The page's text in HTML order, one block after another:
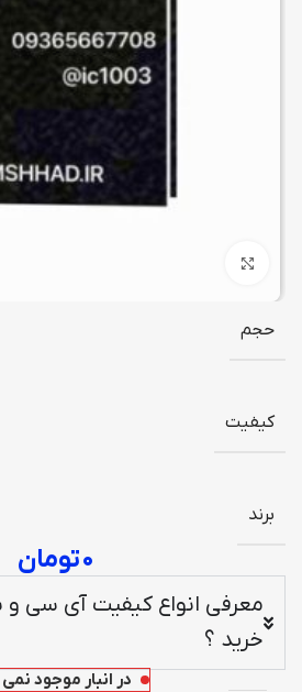
حجم
کیفیت
برند
۰تومان
معرفی انواع کیفیت آی سی و
خرید ؟
در انبار موجود